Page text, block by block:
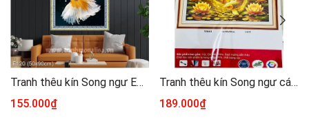
Tranh thêu kín Song ngư E120, kích thước 50 x 90 cm
155.000₫
Tranh thêu kín Song ngư cá vàng VS8401, kích thước 60x 90 cm
189.000₫